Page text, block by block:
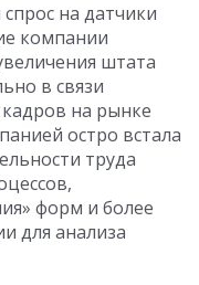
на датчики
компании
штата
в связи
на рынке
остро встала
труда
форм и более
для анализа